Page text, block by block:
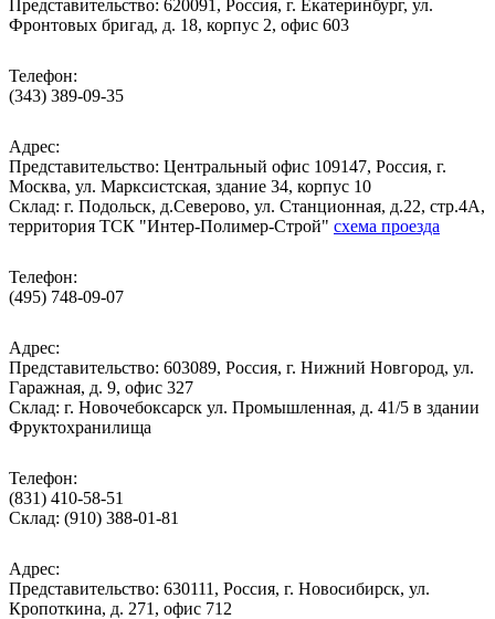
Представительство: 620091, Россия, г. Екатеринбург, ул.
Фронтовых бригад, д. 18, корпус 2, офис 603
Телефон:
(343) 389-09-35
Адрес:
Представительство: Центральный офис 109147, Россия, г.
Москва, ул. Марксистская, здание 34, корпус 10
Cклад: г. Подольск, д.Северово, ул. Станционная, д.22, стр.4А,
территория ТСК "Интер-Полимер-Строй" схема проезда
Телефон:
(495) 748-09-07
Адрес:
Представительство: 603089, Россия, г. Нижний Новгород, ул.
Гаражная, д. 9, офис 327
Склад: г. Новочебоксарск ул. Промышленная, д. 41/5 в здании
Фруктохранилища
Телефон:
(831) 410-58-51
Склад: (910) 388-01-81
Адрес:
Представительство: 630111, Россия, г. Новосибирск, ул.
Кропоткина, д. 271, офис 712